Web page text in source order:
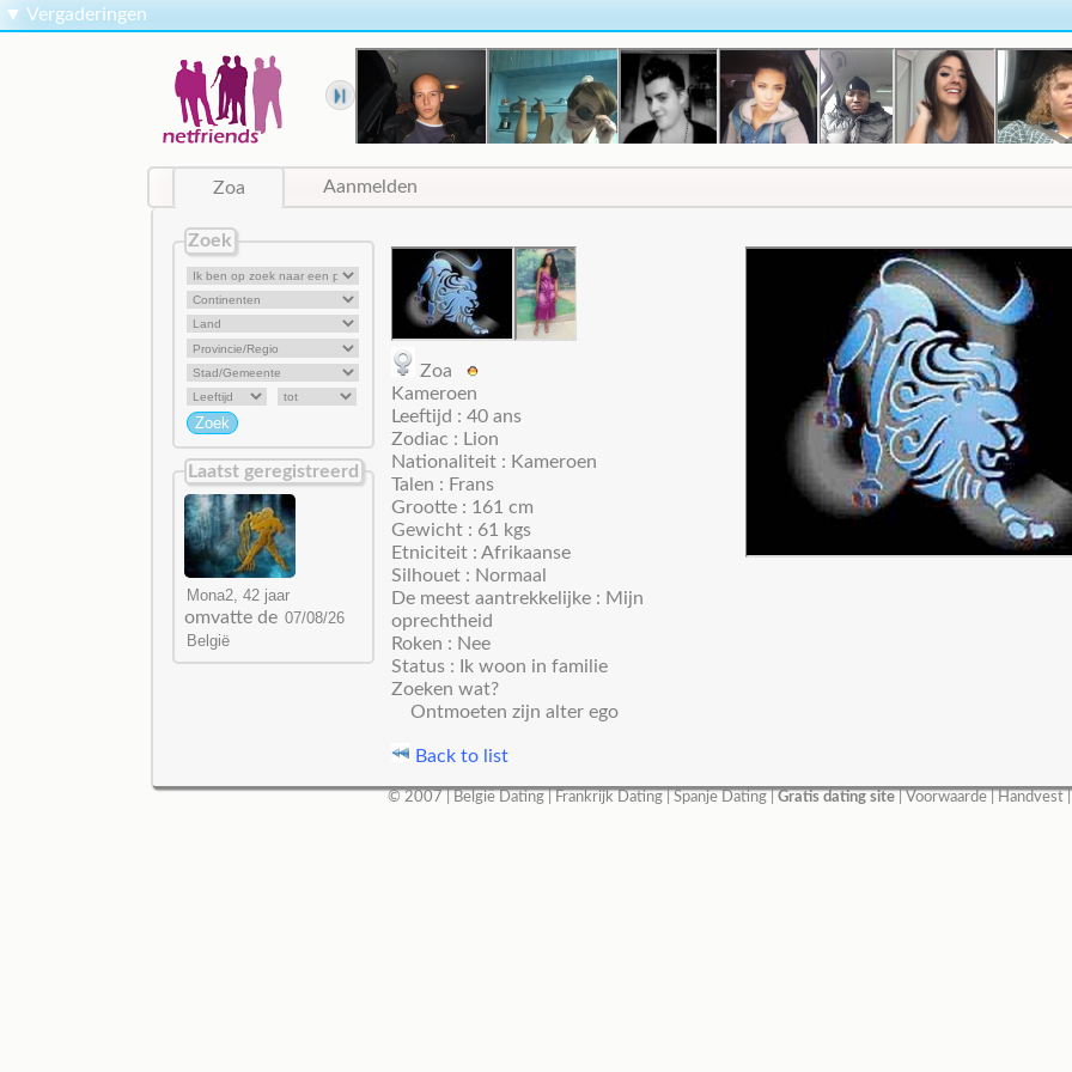
▼ Vergaderingen
Zoa Aanmelden
Zoek
Laatst geregistreerd
omvatte de
Zoa
Kameroen
Leeftijd : 40 ans
Zodiac : Lion
Nationaliteit : Kameroen
Talen : Frans
Grootte : 161 cm
Gewicht : 61 kgs
Etniciteit : Afrikaanse
Silhouet : Normaal
De meest aantrekkelijke : Mijn
oprechtheid
Roken : Nee
Status : Ik woon in familie
Zoeken wat?
Ontmoeten zijn alter ego
Back to list
© 2007 | België Dating Frankrijk Dating Spanje Dating Gratis dating site Voorwaarde Handvest